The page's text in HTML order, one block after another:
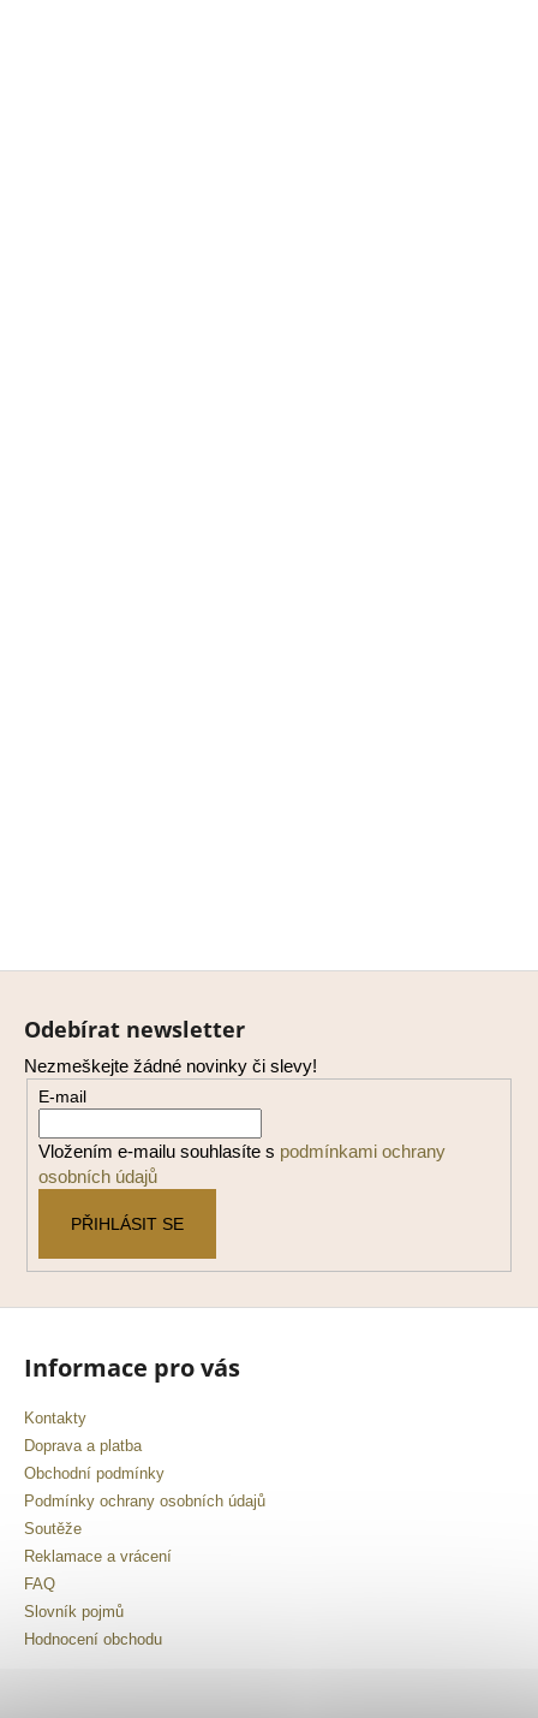
Z
Odebírat newsletter
Nezmeškejte žádné novinky či slevy!
E-mail
Vložením e-mailu souhlasíte s podmínkami ochrany
osobních údajů
PŘIHLÁSIT SE
Informace pro vás
Kontakty
Doprava a platba
Obchodní podmínky
Podmínky ochrany osobních údajů
Soutěže
Reklamace a vrácení
FAQ
Slovník pojmů
Hodnocení obchodu